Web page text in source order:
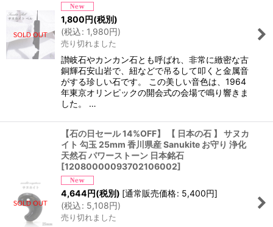
1,800円(税別)
(税込: 1,980円)
売り切れました
讃岐石やカンカン石とも呼ばれ、非常に緻密な古
銅輝石安山岩で、紐などで吊るして叩くと金属音
がする珍しい石です。 この美しい音色は、1964
年東京オリンピックの開会式の会場で鳴り響きま
した。 …
【石の日セール 14%OFF】 【 日本の石 】 サヌカ
イト 勾玉 25mm 香川県産 Sanukite お守り 浄化
天然石 パワーストーン 日本銘石
[12080000093702106002]
4,644円(税別) [通常販売価格: 5,400円]
(税込: 5,108円)
売り切れました